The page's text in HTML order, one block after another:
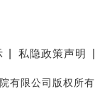
私隐政策声明
有限公司版权所有